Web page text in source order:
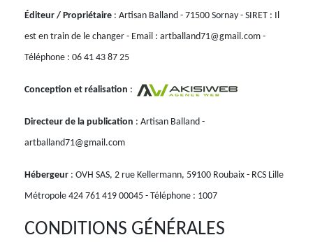
Éditeur / Propriétaire : Artisan Balland - 71500 Sornay - SIRET : Il
est en train de le changer - Email : artballand71@gmail.com -
Téléphone : 06 41 43 87 25
Conception et réalisation :
Directeur de la publication : Artisan Balland -
artballand71@gmail.com
Hébergeur : OVH SAS, 2 rue Kellermann, 59100 Roubaix - RCS Lille
Métropole 424 761 419 00045 - Téléphone : 1007
CONDITIONS GÉNÉRALES